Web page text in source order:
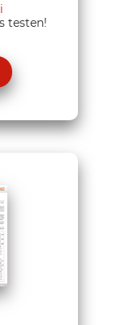
testen!